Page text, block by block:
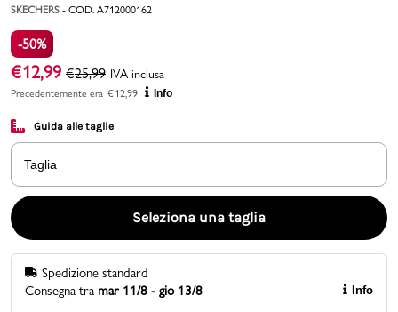
Marchi
Promo & News
contatti
SKECHERS - COD. A712000162
-50%
€12,99 €25,99 IVA inclusa
Precedentemente era €12,99 Info
Guida alle taglie
Taglia
Seleziona una taglia
Spedizione standard
Consegna tra mar 11/8 - gio 13/8 Info